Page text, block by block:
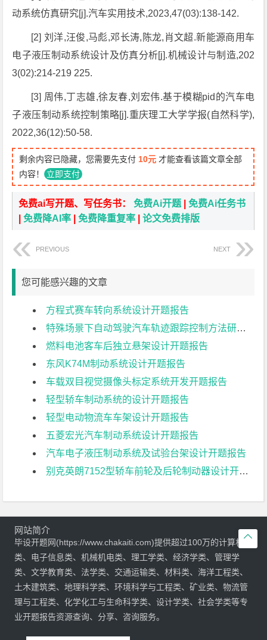
动系统仿真研究[j].汽车实用技术,2023,47(03):138-142.
[2] 刘洋,汪俊,马彪,邓长涛,陈龙,肖文超.新能源商用车
电子液压制动系统设计及仿真分析[j].机械设计与制造,202
3(02):214-219 225.
[3] 周伟,丁志雄,徐友春,刘宏伟.基于模糊pid的汽车电
子液压制动系统控制策略[j].重庆理工大学学报(自然科学),
2022,36(12):50-58.
剩余内容已隐藏，您需要先支付 10元 才能查看该篇文章全部
内容！ 立即支付
免费ai写开题、写任务书：免费Ai开题 |免费Ai任务书
|免费降AI率 |免费降重复率 |论文免费排版
PREVIOUS NEXT
您可能感兴趣的文章
方程式赛车转向系统设计开题报告
特殊场景下自动驾驶汽车轨迹跟踪控制方法研究开题报告
燃料电池客车后独立悬架设计开题报告
东风K74M制动系统设计开题报告
车载双目视觉摄像头标定系统开发开题报告
轻型轿车制动系统的设计开题报告
轻型电动物流车车架设计开题报告
五菱宏光汽车制动系统设计开题报告
汽车电子液压制动系统及试验台架设计开题报告
别克英朗7152型轿车前轮及后轮制动器设计开题报告

网站简介
毕设开题网(https://www.chakaiti.com)提供超过100万的计算机
类、电子信息类、机械机电类、理工学类、经济学类、管理学
类、文学教育类、法学类、交通运输类、材料类、海洋工程类、
土木建筑类、地理科学类、环境科学与工程类、矿业类、物流管
理与工程类、化学化工与生命科学类、设计学类、社会学类等专
业开题报告资源查询、分享、咨询服务。